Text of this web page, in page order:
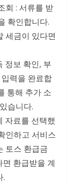
회 : 서류를 받
확인합니다.
세금이 있다면
정보 확인, 부
력을 완료합
통해 추가 소
습니다.
자료를 선택했
인하고 서비스
토스 환급금
환급받을 계
.